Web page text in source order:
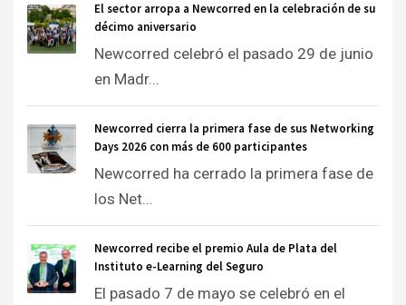
El sector arropa a Newcorred en la celebración de su
décimo aniversario
Newcorred celebró el pasado 29 de junio
en Madr...
Newcorred cierra la primera fase de sus Networking
Days 2026 con más de 600 participantes
Newcorred ha cerrado la primera fase de
los Net...
Newcorred recibe el premio Aula de Plata del
Instituto e-Learning del Seguro
El pasado 7 de mayo se celebró en el